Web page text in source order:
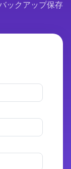
ックアップ保存